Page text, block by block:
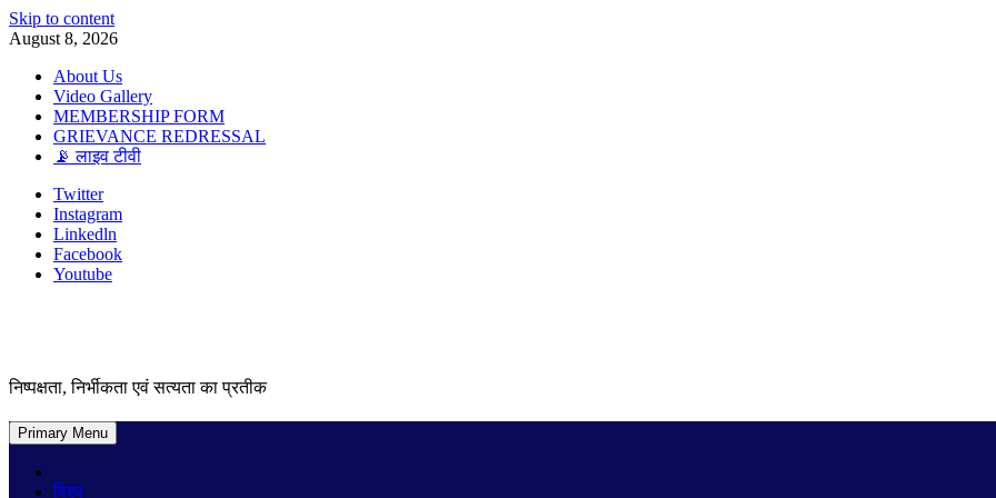
Skip to content
August 8, 2026
About Us
Video Gallery
MEMBERSHIP FORM
GRIEVANCE REDRESSAL
📡 लाइव टीवी
Twitter
Instagram
Linkedln
Facebook
Youtube
निष्पक्षता, निर्भीकता एवं सत्यता का प्रतीक
Primary Menu
विश्व